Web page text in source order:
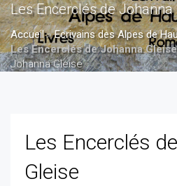
Les Encerclés de Johanna
Accueil»Ecrivains des Alpes de
Les Encerclés de Johanna Gleise
Johanna Gleise
Les Encerclés
Gleise